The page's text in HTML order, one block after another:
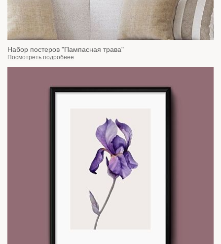
Набор постеров "Пампасная трава"
Посмотреть подробнее